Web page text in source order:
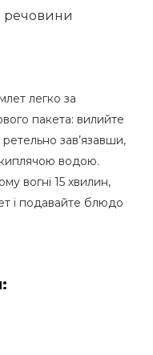
речовини
легко за
пакета: вилийте
зав’язавши,
водою.
вогні 15 хвилин,
і подавайте блюдо